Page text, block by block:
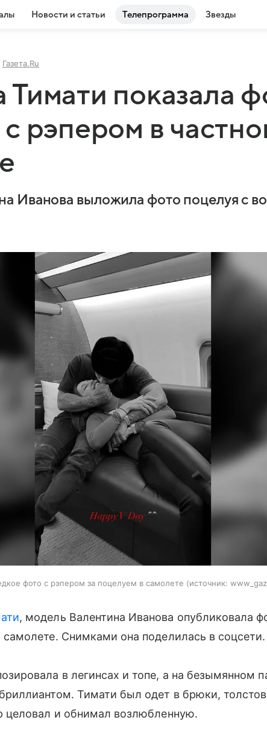
Новости и статьи Телепрограмма Звезды
Газета.Ru
показала
рэпером в
Иванова выложила фото поцелуя с
фото с рэпером за поцелуем в самолете источник:
, модель Валентина Иванова опубликовала
Снимками она поделилась в соцсети.
в легинсах и топе, а на безымянном
Тимати был одет в брюки,
целовал и обнимал возлюбленную.